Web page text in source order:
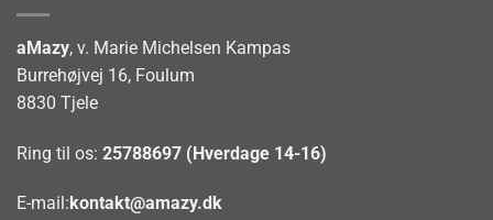
aMazy, v. Marie Michelsen Kampas
Burrehøjvej 16, Foulum
8830 Tjele
Ring til os: 25788697 (Hverdage 14-16)
E-mail: kontakt@amazy.dk